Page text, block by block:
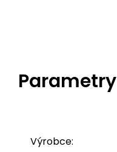
Parametry
Výrobce: